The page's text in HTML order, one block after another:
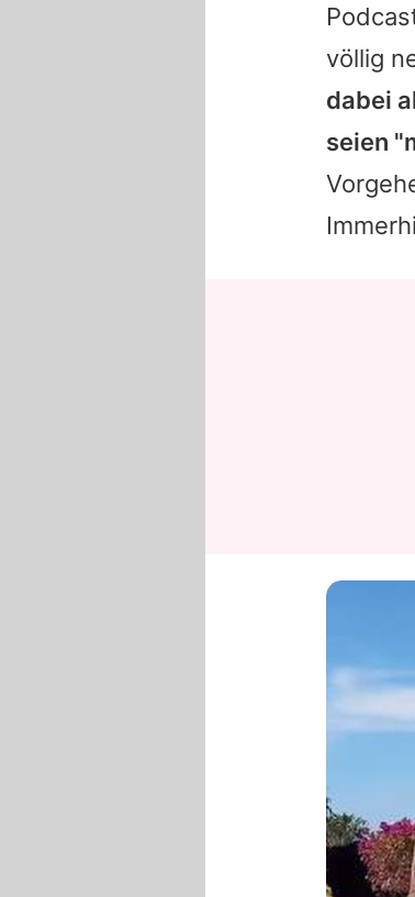
völlig
dabei
seien